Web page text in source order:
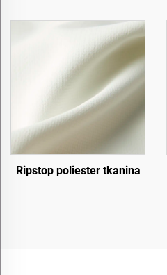
Ripstop poliester tkanina